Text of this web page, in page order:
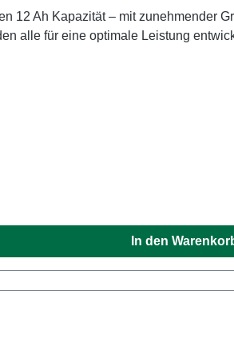
alle für eine optimale Leistung
In den